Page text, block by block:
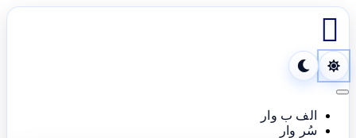

Toggle navigation
الف ب وار
سُر وار